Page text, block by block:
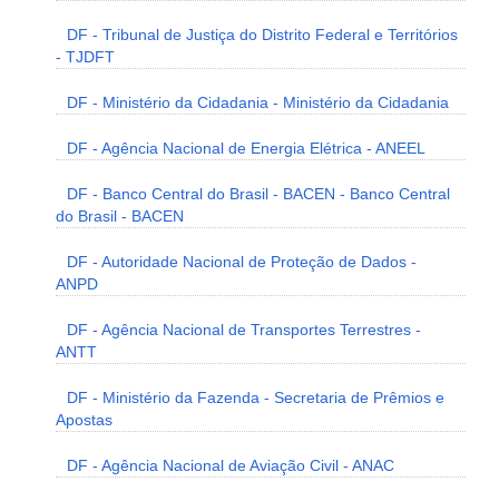
DF - Tribunal de Justiça do Distrito Federal e Territórios
- TJDFT
DF - Ministério da Cidadania - Ministério da Cidadania
DF - Agência Nacional de Energia Elétrica - ANEEL
DF - Banco Central do Brasil - BACEN - Banco Central
do Brasil - BACEN
DF - Autoridade Nacional de Proteção de Dados -
ANPD
DF - Agência Nacional de Transportes Terrestres -
ANTT
DF - Ministério da Fazenda - Secretaria de Prêmios e
Apostas
DF - Agência Nacional de Aviação Civil - ANAC